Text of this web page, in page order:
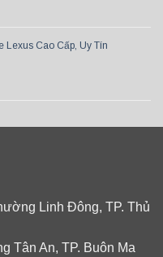
Lexus Cao Cấp, Uy Tín
Linh Đông, TP. Thủ
Tân An, TP. Buôn Ma